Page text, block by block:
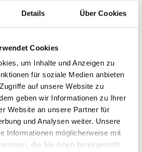
Details Über Cookies
Cookies
um Inhalte und Anzeigen zu
für soziale Medien anbieten
auf unsere Website zu
geben wir Informationen zu Ihrer
Website an unsere Partner für
und Analysen weiter. Unsere
Informationen möglicherweise mit
die Sie ihnen bereitgestellt
Gemüse-Bouillon
Öl
Mediterran, BIO Gewürzsalz
Öl